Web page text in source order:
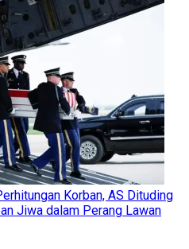
Korban, AS Dituding
Jiwa dalam Perang Lawan